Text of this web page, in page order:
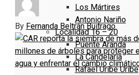
Los Mártires
Antonio Nariño
Localidad 16 – 20
Puente Aranda
La Candelaria
Rafael Uribe Uribe
By Fernanda Beltrán Buitrago